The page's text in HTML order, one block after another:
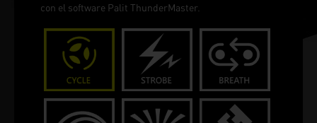
con el software Palit ThunderMaster.